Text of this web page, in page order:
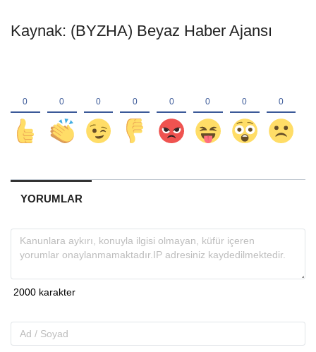
Kaynak: (BYZHA) Beyaz Haber Ajansı
YORUMLAR